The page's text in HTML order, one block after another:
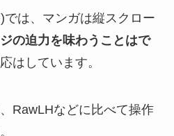
は、マンガは縦スクロー
の迫力を味わうことはで
はしています。
RawLHなどに比べて操作